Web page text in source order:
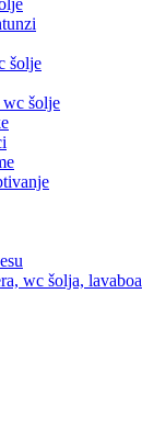
šolje
wc šolje
wc šolja, lavaboa